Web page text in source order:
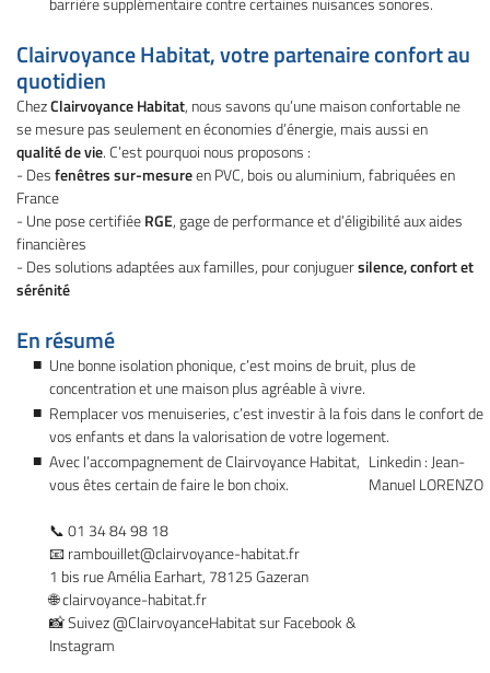
Accueil
Ouvertures
extérieures
Une
Clairvoyance Habitat, votre partenaire confort au
quotidien
ChezClairvoyance Habitat, nous savons qu’une maison confortable ne
se mesure pas seulement en économies d’énergie, mais aussi en
qualité de vie. C’est pourquoi nous proposons :
- Desfenêtres sur-mesureen PVC, bois ou aluminium, fabriquées en
France
- Une pose certifiéeRGE, gage de performance et d’éligibilité aux aides
financières
- Des solutions adaptées aux familles, pour conjuguersilence, confort et
sérénité
En résumé
Une bonne isolation phonique, c’est moins de bruit, plus de
concentration et une maison plus agréable à vivre.
Remplacer vos menuiseries, c’est investir à la fois dans le confort de
vos enfants et dans la valorisation de votre logement.
Avec l’accompagnement de Clairvoyance Habitat,
vous êtes certain de faire le bon choix.
📞 01 34 84 98 18
📧rambouillet@clairvoyance-habitat.fr
1 bis rue Amélia Earhart, 78125 Gazeran
🌐 clairvoyance-habitat.fr
📸 Suivez @ClairvoyanceHabitat sur Facebook &
Instagram
Linkedin : Jean-
Manuel LORENZO